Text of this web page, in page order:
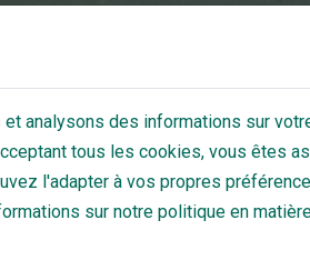
analysons des informations sur
tous les cookies, vous êtes
l'adapter à vos propres
sur notre politique en